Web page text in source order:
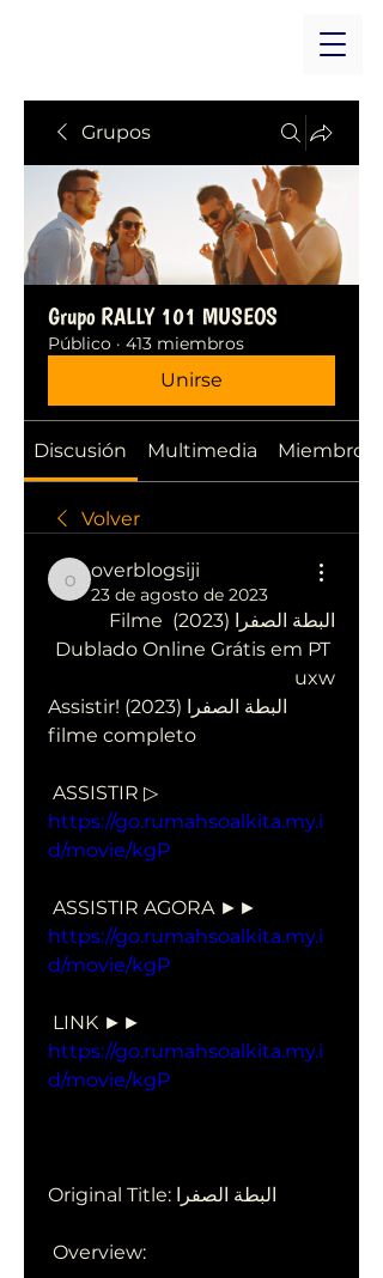
Grupos
Grupo RALLY 101 MUSEOS
Público · 413 miembros
Unirse
Discusión Multimedia Miembros
Volver
overblogsiji
overblogsiji
23 de agosto de 2023
البطة الصفرا (2023) Filme
Dublado Online Grátis em PT
uxw
Assistir! البطة الصفرا (2023)
filme completo
https://go.rumahsoalkita.my.i
d/movie/kgP
https://go.rumahsoalkita.my.i
d/movie/kgP
https://go.rumahsoalkita.my.i
d/movie/kgP
Original Title: البطة الصفرا
Overview: